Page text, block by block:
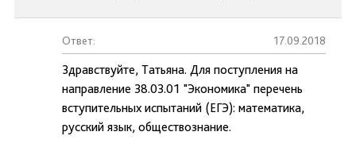
Ответ: 17.09.2018
Здравствуйте, Татьяна. Для поступления на
направление 38.03.01 "Экономика" перечень
вступительных испытаний (ЕГЭ): математика,
русский язык, обществознание.